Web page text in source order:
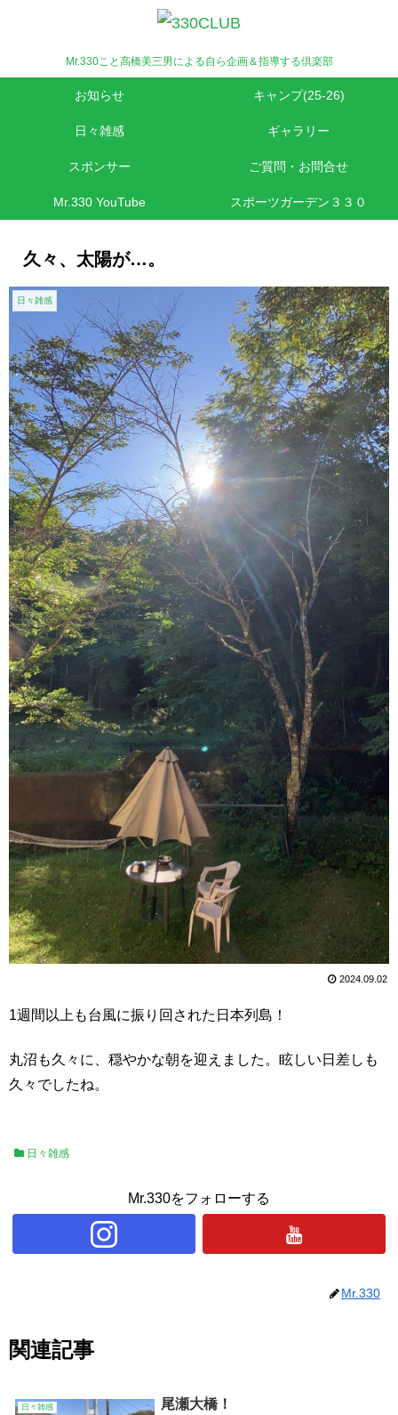
Mr.330こと高橋美三男による自ら企画＆指導する倶楽部
お知らせ キャンプ(25-26)
日々雑感 ギャラリー
スポンサー ご質問・お問合せ
Mr.330 YouTube スポーツガーデン３３０
久々、太陽が…。
日々雑感
2024.09.02
1週間以上も台風に振り回された日本列島！
丸沼も久々に、穏やかな朝を迎えました。眩しい日差しも
久々でしたね。
日々雑感
Mr.330をフォローする
Mr.330
関連記事
日々雑感 尾瀬大橋！